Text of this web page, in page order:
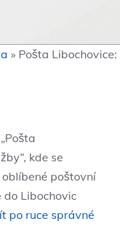
» Pošta Libochovice:
kde se
poštovní
do Libochovic
po ruce správné